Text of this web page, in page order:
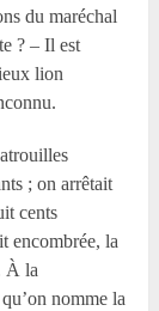
du maréchal
? – Il est
lion
; on arrêtait
cents
encombrée, la
À la
nomme la